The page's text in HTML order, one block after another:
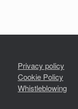
Privacy policy
Cookie Policy
Whistleblowing